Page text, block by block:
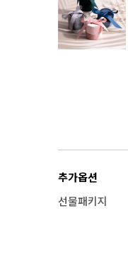
추가옵션
선물패키지